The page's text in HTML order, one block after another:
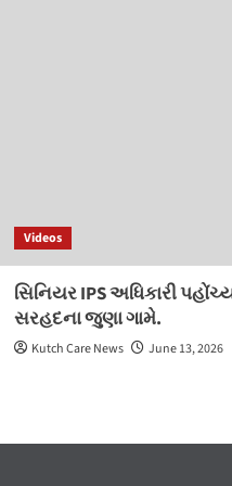
Videos
સિનિયર IPS અધિકારી
સરહદના જુણા ગામે.
Kutch Care News June 13, 2026